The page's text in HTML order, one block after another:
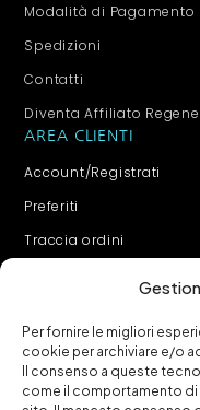
Per fornire le migliori
cookie per archiviare e/o
Il consenso a queste
come il comportamento di
Modalità di Pagamento
Spedizioni
Contatti
Diventa Affiliato
AREA CLIENTI
Account/Registrati
Preferiti
Traccia ordini
Recedere dal Contratto
CORPORATE
Regenesis Srl